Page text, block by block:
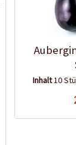
Inhalt10